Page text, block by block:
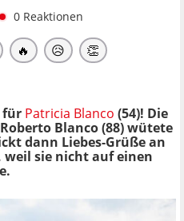
0 Reaktionen
🔥 😥 👏
für Patricia Blanco (54)! Die
Blanco (88) wütete
dann Liebes-Grüße an
weil sie nicht auf einen